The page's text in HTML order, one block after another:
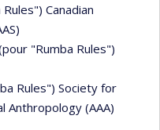
Canadian
"Rumba Rules")
Rules") Society for
Anthropology (AAA)